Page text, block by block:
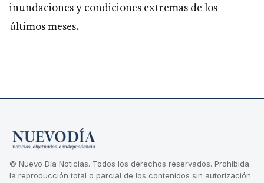
inundaciones y condiciones extremas de los
últimos meses.
© Nuevo Día Noticias. Todos los derechos reservados. Prohibida
la reproducción total o parcial de los contenidos sin autorización